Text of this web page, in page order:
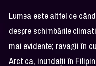
Lumea este altfel de
despre schimbările
mai evidente; ravagii în
Arctica, inundații în